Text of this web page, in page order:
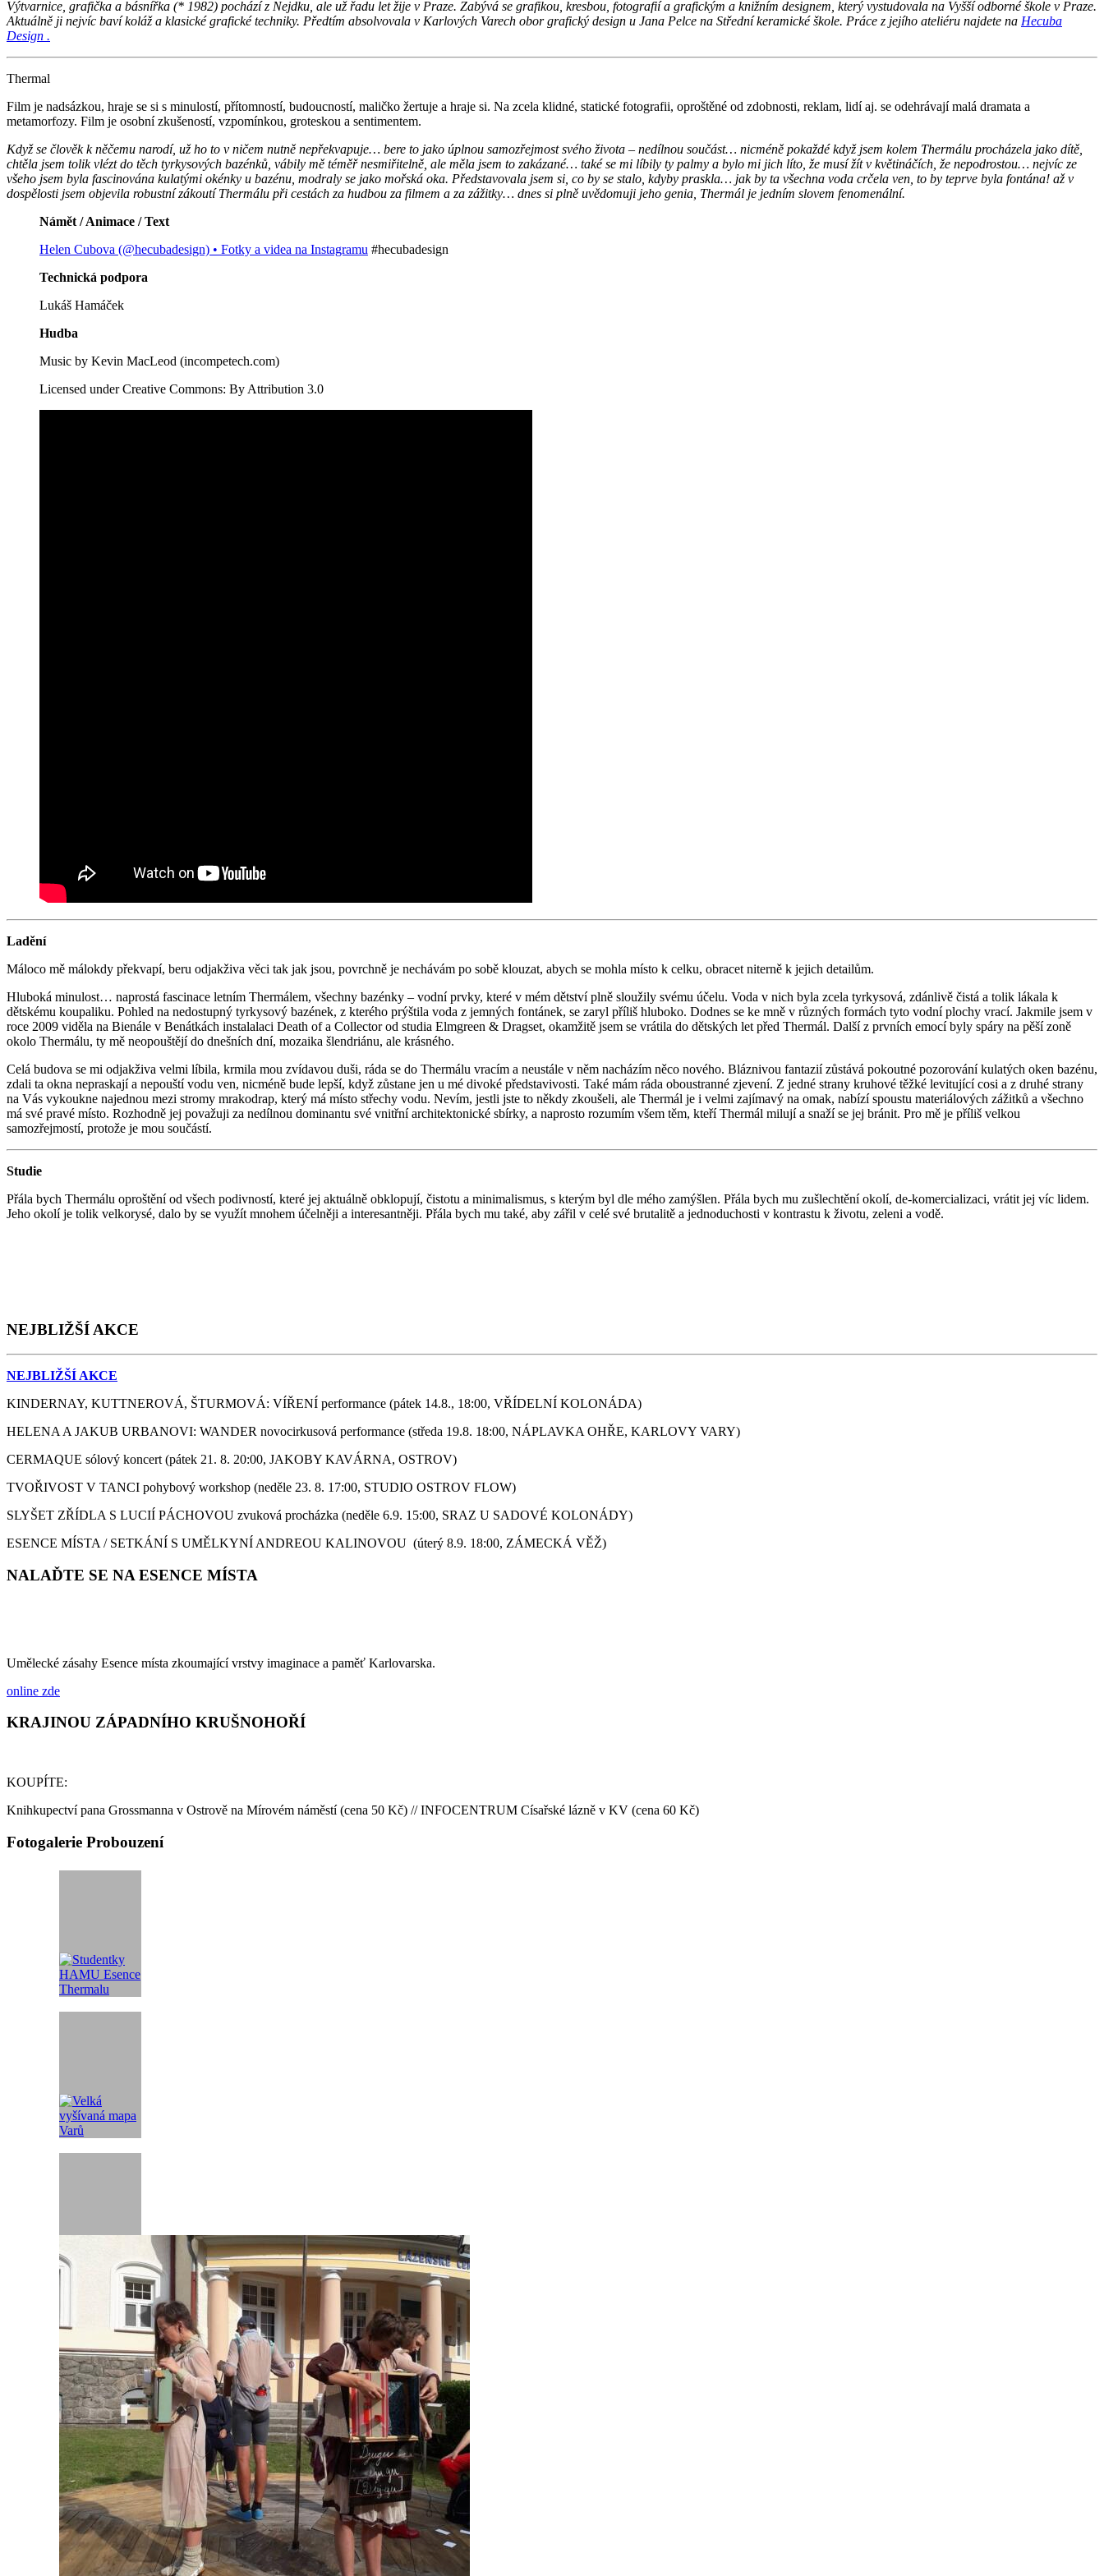
Výtvarnice, grafička a básnířka (* 1982) pochází z Nejdku, ale už řadu let žije v Praze. Zabývá se grafikou, kresbou, fotografií a grafickým a knižním designem, který vystudovala na Vyšší odborné škole v Praze.
Aktuálně ji nejvíc baví koláž a klasické grafické techniky. Předtím absolvovala v Karlových Varech obor grafický design u Jana Pelce na Střední keramické škole. Práce z jejího ateliéru najdete na Hecuba
Design .
Thermal
Film je nadsázkou, hraje se si s minulostí, přítomností, budoucností, maličko žertuje a hraje si. Na zcela klidné, statické fotografii, oproštěné od zdobnosti, reklam, lidí aj. se odehrávají malá dramata a
metamorfozy. Film je osobní zkušeností, vzpomínkou, groteskou a sentimentem.
Když se člověk k něčemu narodí, už ho to v ničem nutně nepřekvapuje… bere to jako úplnou samozřejmost svého života – nedílnou součást… nicméně pokaždé když jsem kolem Thermálu procházela jako dítě,
chtěla jsem tolik vlézt do těch tyrkysových bazénků, vábily mě téměř nesmiřitelně, ale měla jsem to zakázané… také se mi líbily ty palmy a bylo mi jich líto, že musí žít v květináčích, že nepodrostou… nejvíc ze
všeho jsem byla fascinována kulatými okénky u bazénu, modraly se jako mořská oka. Představovala jsem si, co by se stalo, kdyby praskla… jak by ta všechna voda crčela ven, to by teprve byla fontána! až v
dospělosti jsem objevila robustní zákoutí Thermálu při cestách za hudbou za filmem a za zážitky… dnes si plně uvědomuji jeho genia, Thermál je jedním slovem fenomenální.
Námět / Animace / Text
Helen Cubova (@hecubadesign) • Fotky a videa na Instagramu #hecubadesign
Technická podpora
Lukáš Hamáček
Hudba
Music by Kevin MacLeod (incompetech.com)
Licensed under Creative Commons: By Attribution 3.0
Ladění
Máloco mě málokdy překvapí, beru odjakživa věci tak jak jsou, povrchně je nechávám po sobě klouzat, abych se mohla místo k celku, obracet niterně k jejich detailům.
Hluboká minulost… naprostá fascinace letním Thermálem, všechny bazénky – vodní prvky, které v mém dětství plně sloužily svému účelu. Voda v nich byla zcela tyrkysová, zdánlivě čistá a tolik lákala k
dětskému koupaliku. Pohled na nedostupný tyrkysový bazének, z kterého prýštila voda z jemných fontánek, se zaryl příliš hluboko. Dodnes se ke mně v různých formách tyto vodní plochy vrací. Jakmile jsem v
roce 2009 viděla na Bienále v Benátkách instalalaci Death of a Collector od studia Elmgreen & Dragset, okamžitě jsem se vrátila do dětských let před Thermál. Další z prvních emocí byly spáry na pěší zoně
okolo Thermálu, ty mě neopouštějí do dnešních dní, mozaika šlendriánu, ale krásného.
Celá budova se mi odjakživa velmi líbila, krmila mou zvídavou duši, ráda se do Thermálu vracím a neustále v něm nacházím něco nového. Bláznivou fantazií zůstává pokoutné pozorování kulatých oken bazénu,
zdali ta okna nepraskají a nepouští vodu ven, nicméně bude lepší, když zůstane jen u mé divoké představivosti. Také mám ráda oboustranné zjevení. Z jedné strany kruhové těžké levitující cosi a z druhé strany
na Vás vykoukne najednou mezi stromy mrakodrap, který má místo střechy vodu. Nevím, jestli jste to někdy zkoušeli, ale Thermál je i velmi zajímavý na omak, nabízí spoustu materiálových zážitků a všechno
má své pravé místo. Rozhodně jej považuji za nedílnou dominantu své vnitřní architektonické sbírky, a naprosto rozumím všem těm, kteří Thermál milují a snaží se jej bránit. Pro mě je příliš velkou
samozřejmostí, protože je mou součástí.
Studie
Přála bych Thermálu oproštění od všech podivností, které jej aktuálně obklopují, čistotu a minimalismus, s kterým byl dle mého zamýšlen. Přála bych mu zušlechtění okolí, de-komercializaci, vrátit jej víc lidem.
Jeho okolí je tolik velkorysé, dalo by se využít mnohem účelněji a interesantněji. Přála bych mu také, aby zářil v celé své brutalitě a jednoduchosti v kontrastu k životu, zeleni a vodě.
NEJBLIŽŠÍ AKCE
NEJBLIŽŠÍ AKCE
KINDERNAY, KUTTNEROVÁ, ŠTURMOVÁ: VÍŘENÍ performance (pátek 14.8., 18:00, VŘÍDELNÍ KOLONÁDA)
HELENA A JAKUB URBANOVI: WANDER novocirkusová performance (středa 19.8. 18:00, NÁPLAVKA OHŘE, KARLOVY VARY)
CERMAQUE sólový koncert (pátek 21. 8. 20:00, JAKOBY KAVÁRNA, OSTROV)
TVOŘIVOST V TANCI pohybový workshop (neděle 23. 8. 17:00, STUDIO OSTROV FLOW)
SLYŠET ZŘÍDLA S LUCIÍ PÁCHOVOU zvuková procházka (neděle 6.9. 15:00, SRAZ U SADOVÉ KOLONÁDY)
ESENCE MÍSTA / SETKÁNÍ S UMĚLKYNÍ ANDREOU KALINOVOU (úterý 8.9. 18:00, ZÁMECKÁ VĚŽ)
NALAĎTE SE NA ESENCE MÍSTA
Umělecké zásahy Esence místa zkoumající vrstvy imaginace a paměť Karlovarska.
online zde
KRAJINOU ZÁPADNÍHO KRUŠNOHOŘÍ
KOUPÍTE:
Knihkupectví pana Grossmanna v Ostrově na Mírovém náměstí (cena 50 Kč) // INFOCENTRUM Císařské lázně v KV (cena 60 Kč)
Fotogalerie Probouzení